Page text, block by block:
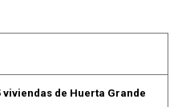
de Huerta Grande